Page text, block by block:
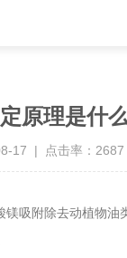
原理是什
17 | 点击率：2687
附除去动植物油